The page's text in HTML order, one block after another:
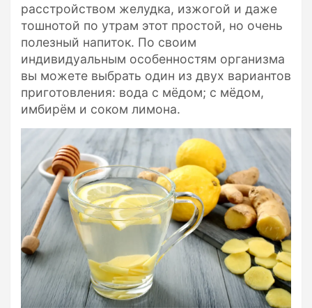
расстройством желудка, изжогой и даже
тошнотой по утрам этот простой, но очень
полезный напиток. По своим
индивидуальным особенностям организма
вы можете выбрать один из двух вариантов
приготовления: вода с мёдом; с мёдом,
имбирём и соком лимона.